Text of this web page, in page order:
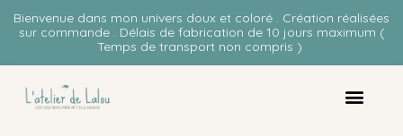
Bienvenue dans mon univers doux et coloré . Création réalisées
sur commande . Délais de fabrication de 10 jours maximum (
Temps de transport non compris )